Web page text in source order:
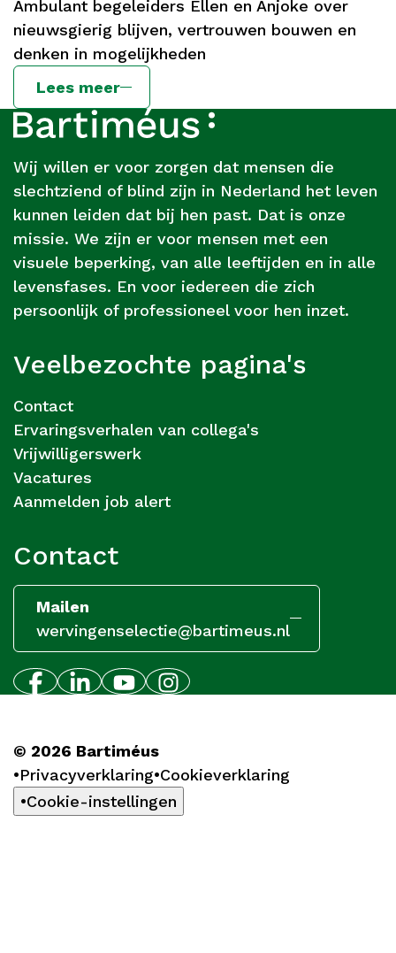
Ambulant begeleiders Ellen en Anjoke over
nieuwsgierig blijven, vertrouwen bouwen en
denken in mogelijkheden
Lees meer
Footer
Over
Bartiméus
Wij willen er voor zorgen dat mensen die
slechtziend of blind zijn in Nederland het leven
kunnen leiden dat bij hen past. Dat is onze
missie. We zijn er voor mensen met een
visuele beperking, van alle leeftijden en in alle
levensfases. En voor iedereen die zich
persoonlijk of professioneel voor hen inzet.
Veelbezochte pagina's
Contact
Ervaringsverhalen van collega's
Vrijwilligerswerk
Vacatures
Aanmelden job alert
Contact
Mailen
wervingenselectie@bartimeus.nl
© 2026 Bartiméus
Privacyverklaring Cookieverklaring
Cookie-instellingen